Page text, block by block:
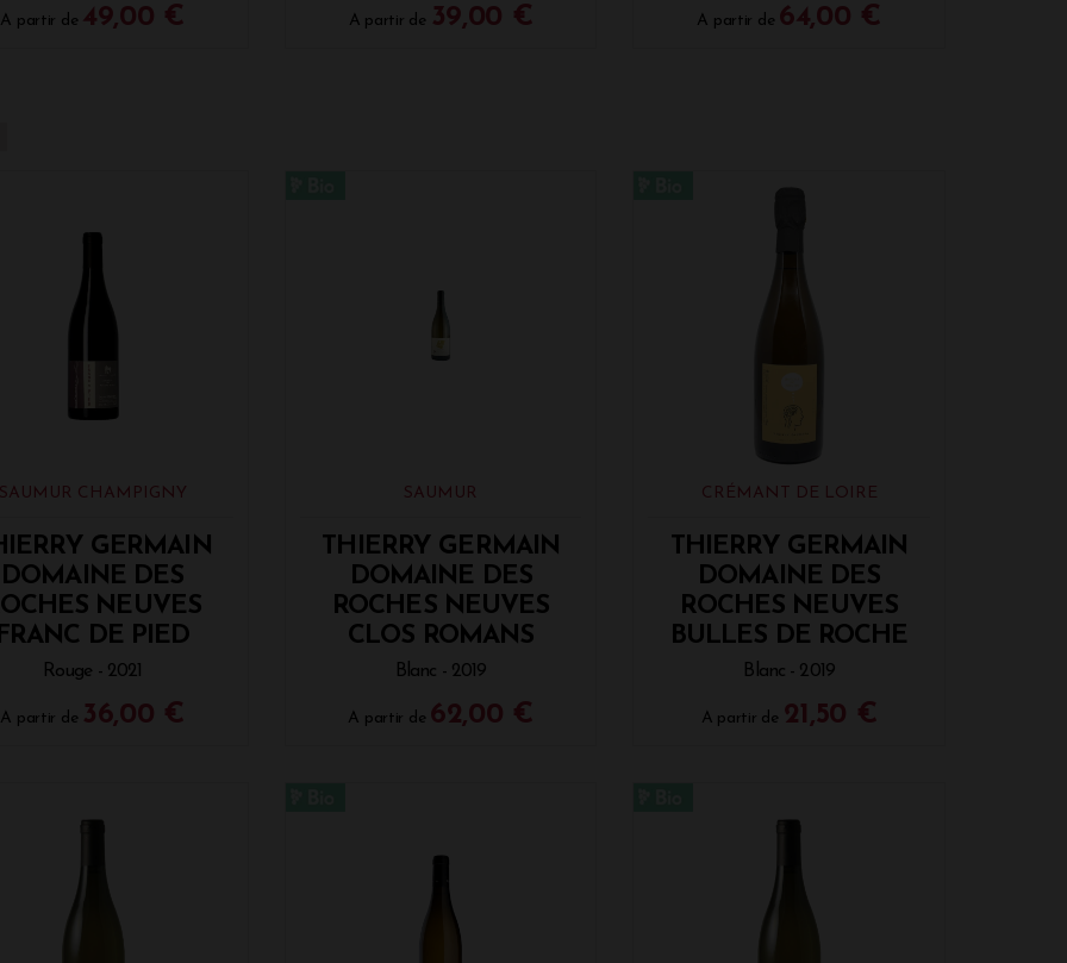
A partir de 49,00 € A partir de 39,00 € A partir de 64,00 €
CHAMPIGNY
GERMAIN
DOMAINE DES
NEUVES
DE PIED
Rouge - 2021
A partir de 36,00 €
SAUMUR
THIERRY GERMAIN
DOMAINE DES
ROCHES NEUVES
CLOS ROMANS
Blanc - 2019
A partir de 62,00 €
CRÉMANT DE LOIRE
THIERRY GERMAIN
DOMAINE DES
ROCHES NEUVES
BULLES DE ROCHE
Blanc - 2019
A partir de 21,50 €